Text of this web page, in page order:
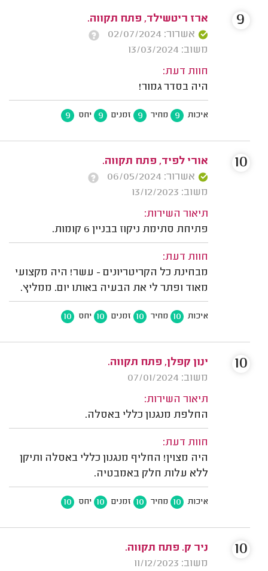
ארז ריטשילד, פתח תקווה.
אשרור: 02/07/2024
משוב: 13/03/2024
חוות דעת:
היה בסדר גמור!
איכות 9 מחיר 9 זמנים 9 יחס 9
9
אורי לפיד, פתח תקווה.
אשרור: 06/05/2024
משוב: 13/12/2023
תיאור השירות:
פתיחת סתימת ניקוז בבניין 6 קומות.
חוות דעת:
מבחינת כל הקריטריונים - עשר! היה מקצועי
מאוד ופתר לי את הבעיה באותו יום. ממליץ.
איכות 10 מחיר 10 זמנים 10 יחס 10
10
ינון קפלן, פתח תקווה.
משוב: 07/01/2024
תיאור השירות:
החלפת מנגנון כללי באסלה.
חוות דעת:
היה מצוין! החליף מנגנון כללי באסלה ותיקן
ללא עלות חלק באמבטיה.
איכות 10 מחיר 10 זמנים 10 יחס 10
10
ניר ק. פתח תקווה.
משוב: 11/12/2023
10